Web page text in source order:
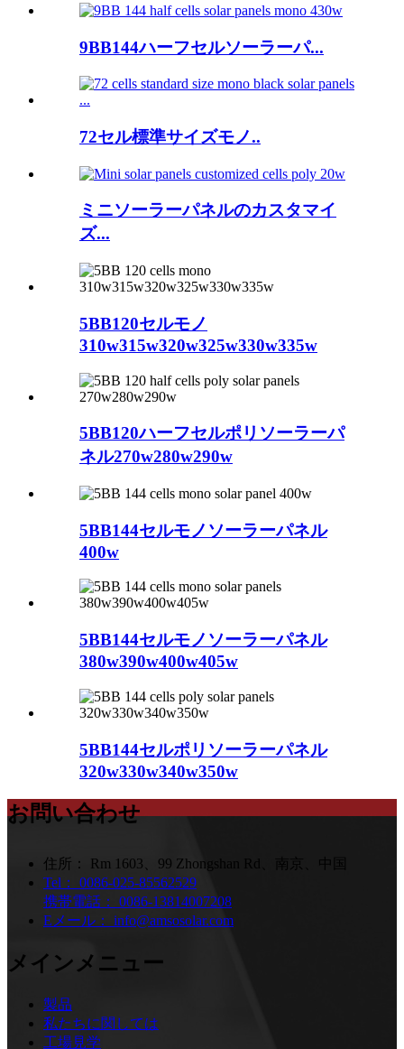
9BB144ハーフセルソーラーパ...
72セル標準サイズモノ..
ミニソーラーパネルのカスタマイ
ズ...
5BB120セルモノ
310w315w320w325w330w335w
5BB120ハーフセルポリソーラーパ
ネル270w280w290w
5BB144セルモノソーラーパネル
400w
5BB144セルモノソーラーパネル
380w390w400w405w
5BB144セルポリソーラーパネル
320w330w340w350w
お問い合わせ
住所： Rm 1603、99 Zhongshan Rd、南京、中国
Tel： 0086-025-85562529
携帯電話： 0086-13814007208
Eメール： info@amsosolar.com
メインメニュー
製品
私たちに関しては
工場見学